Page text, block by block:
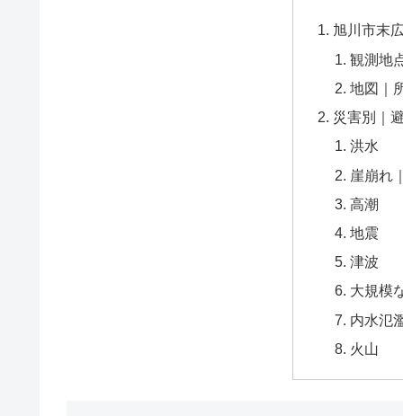
旭川市末
観測地
地図｜
災害別｜
洪水
崖崩れ
高潮
地震
津波
大規模
内水氾
火山